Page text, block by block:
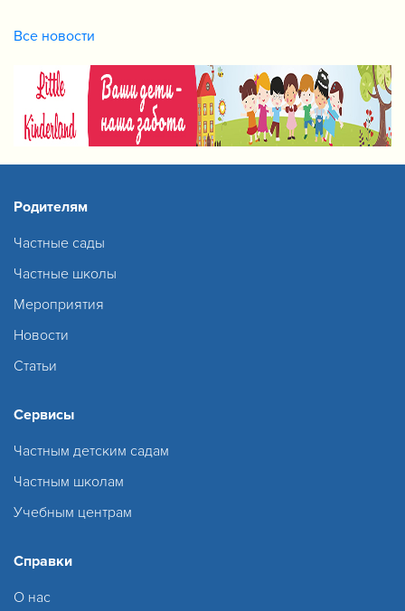
Все новости
Родителям
Частные сады
Частные школы
Мероприятия
Новости
Статьи
Сервисы
Частным детским садам
Частным школам
Учебным центрам
Справки
О нас